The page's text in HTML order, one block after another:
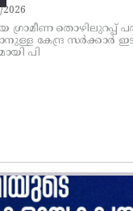
2026
ഗ്രാമീണ തൊഴിലുറപ്പ്‌
കേന്ദ്ര സര്‍ക്കാര്‍
പി